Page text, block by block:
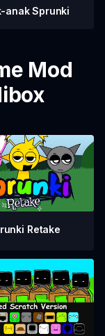
anak Sprunki
Mod
Retake